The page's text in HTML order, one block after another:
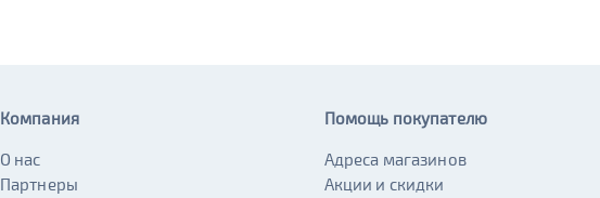
Компания
О нас
Партнеры
Помощь покупателю
Адреса магазинов
Акции и скидки